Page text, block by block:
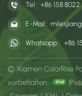
Tel : +86 158 8022
E-Mail :
Whatsapp : +86
© Xiamen ColorRise
vorbehalten .